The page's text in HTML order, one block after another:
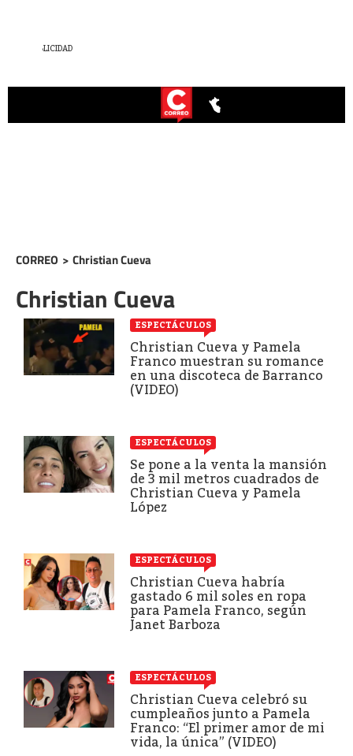
CORREO > Christian Cueva
Christian Cueva
ESPECTÁCULOS
Christian Cueva y Pamela
Franco muestran su romance
en una discoteca de Barranco
(VIDEO)
ESPECTÁCULOS
Se pone a la venta la mansión
de 3 mil metros cuadrados de
Christian Cueva y Pamela
López
ESPECTÁCULOS
Christian Cueva habría
gastado 6 mil soles en ropa
para Pamela Franco, según
Janet Barboza
ESPECTÁCULOS
Christian Cueva celebró su
cumpleaños junto a Pamela
Franco: “El primer amor de mi
vida, la única” (VIDEO)